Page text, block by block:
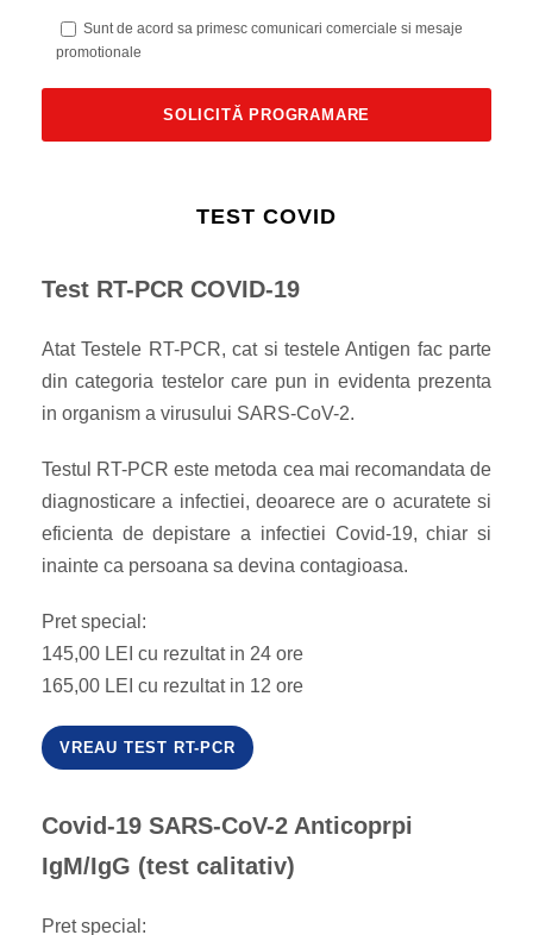
Sunt de acord sa primesc comunicari comerciale si mesaje
promotionale
TEST COVID
Test RT-PCR COVID-19
Atat Testele RT-PCR, cat si testele Antigen fac parte
din categoria testelor care pun in evidenta prezenta
in organism a virusului SARS-CoV-2.
Testul RT-PCR este metoda cea mai recomandata de
diagnosticare a infectiei, deoarece are o acuratete si
eficienta de depistare a infectiei Covid-19, chiar si
inainte ca persoana sa devina contagioasa.
Pret special:
145,00 LEI cu rezultat in 24 ore
165,00 LEI cu rezultat in 12 ore
VREAU TEST RT-PCR
Covid-19 SARS-CoV-2 Anticoprpi
IgM/IgG (test calitativ)
Pret special: